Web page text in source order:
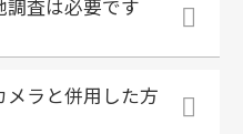
調査は必要です
ラと併用した方